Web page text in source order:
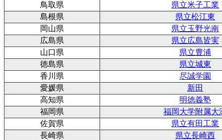
鳥取県
県立米子工業
島根県
県立松江東
岡山県
県立玉野光南
広島県
県立広島皆実
山口県
県立豊浦
徳島県
県立城東
香川県
尽誠学園
愛媛県
新田
高知県
明徳義塾
福岡県
福岡大学附属大
佐賀県
県立有田工業
長崎県
県立長崎西